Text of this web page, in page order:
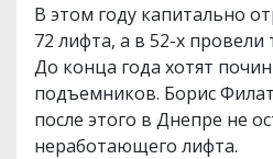
В этом году капитально
72 лифта, а в 52-х
До конца года хотят
подъемников. Борис
после этого в Днепре не
неработающего лифта.